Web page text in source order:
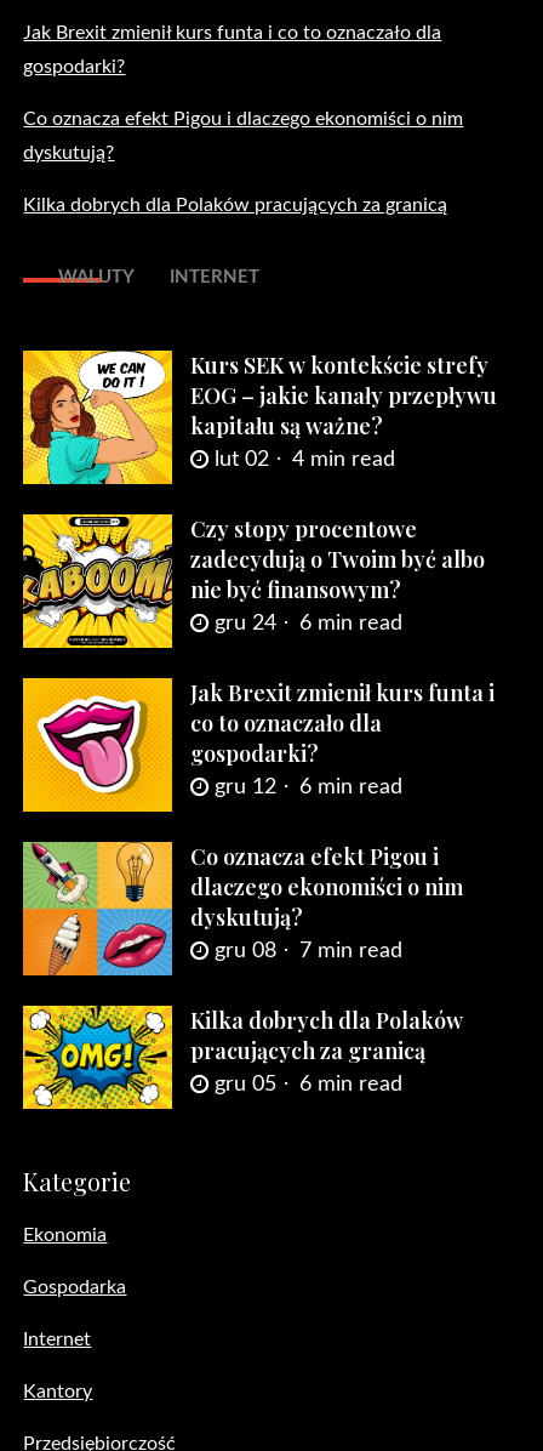
Jak Brexit zmienił kurs funta i co to oznaczało dla
gospodarki?
Co oznacza efekt Pigou i dlaczego ekonomiści o nim
dyskutują?
Kilka dobrych dla Polaków pracujących za granicą
WALUTY INTERNET
Kurs SEK w kontekście strefy
EOG – jakie kanały przepływu
kapitału są ważne?
lut 02 4 min read
Czy stopy procentowe
zadecydują o Twoim być albo
nie być finansowym?
gru 24 6 min read
Jak Brexit zmienił kurs funta i
co to oznaczało dla
gospodarki?
gru 12 6 min read
Co oznacza efekt Pigou i
dlaczego ekonomiści o nim
dyskutują?
gru 08 7 min read
Kilka dobrych dla Polaków
pracujących za granicą
gru 05 6 min read
Kategorie
Ekonomia
Gospodarka
Internet
Kantory
Przedsiębiorczość